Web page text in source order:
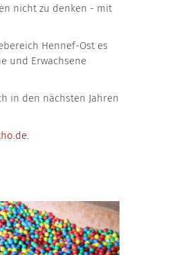
nicht zu denken - mit
Hennef-Ost es
und Erwachsene
in den nächsten Jahren
.